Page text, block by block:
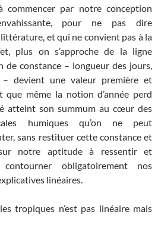
commencer par notre conception
pour ne pas dire
littérature, et qui ne convient pas à la
plus on s’approche de la ligne
de constance – longueur des jours,
– devient une valeur première et
même la notion d’année perd
atteint son summum au cœur des
humiques qu’on ne peut
sans restituer cette constance et
notre aptitude à ressentir et
obligatoirement nos
linéaires.
tropiques n’est pas linéaire mais